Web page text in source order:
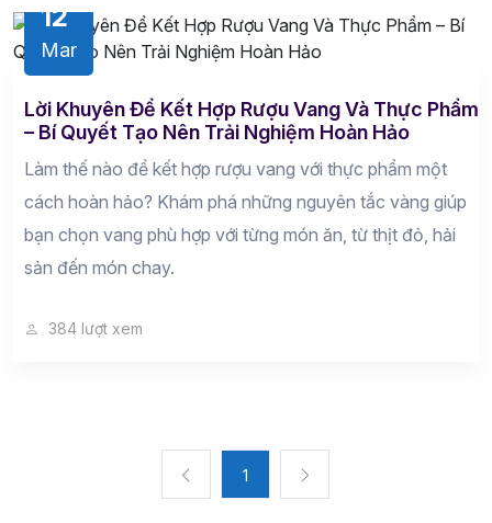
12
Mar
Lời Khuyên Để Kết Hợp Rượu Vang Và Thực Phẩm
– Bí Quyết Tạo Nên Trải Nghiệm Hoàn Hảo
Làm thế nào để kết hợp rượu vang với thực phẩm một
cách hoàn hảo? Khám phá những nguyên tắc vàng giúp
bạn chọn vang phù hợp với từng món ăn, từ thịt đỏ, hải
sản đến món chay.
384 lượt xem
1